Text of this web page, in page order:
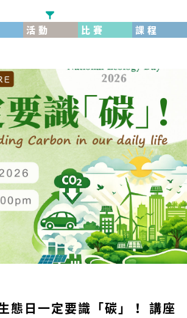
活動 比賽
課程
態日一定要識「碳」！ 講座